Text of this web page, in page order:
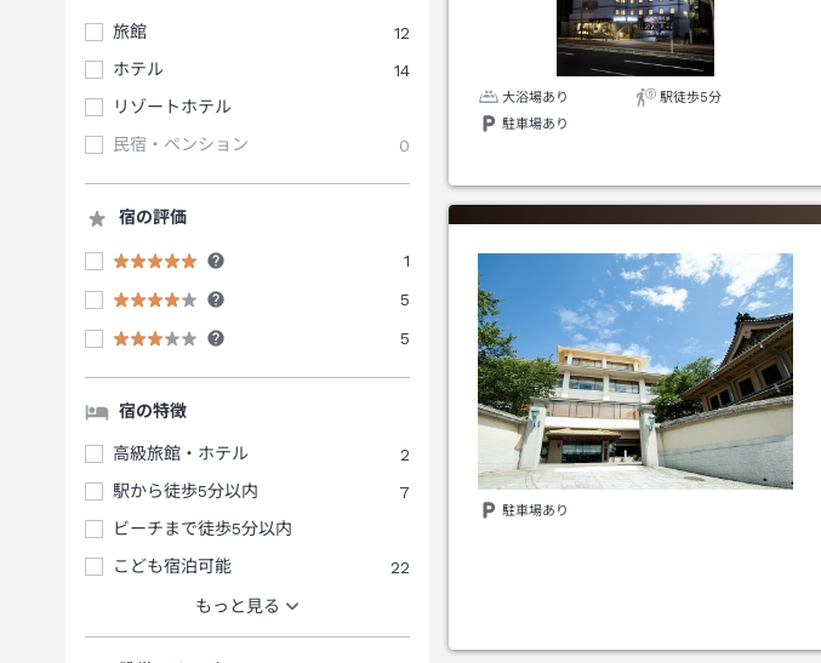
旅館
12
ホテル
14
リゾートホテル
民宿・ペンション
0
宿の評価
1
5
5
宿の特徴
高級旅館・ホテル
2
駅から徒歩5分以内
7
ビーチまで徒歩5分以内
こども宿泊可能
22
もっと見る
大浴場あり
駅徒歩5分
駐車場あり
駐車場あり